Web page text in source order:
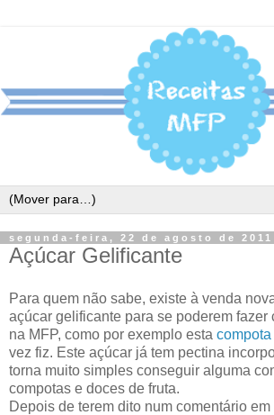
segunda-feira, 22 de agosto de 2011
Açúcar Gelificante
Para quem não sabe, existe à venda
açúcar gelificante para se poderem fazer
na MFP, como por exemplo esta
vez fiz. Este açúcar já tem pectina
torna muito simples conseguir alguma
compotas e doces de fruta.
Depois de terem dito num comentário